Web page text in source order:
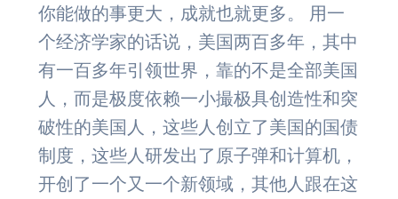
你能做的事更大，成就也就更多。 用一
个经济学家的话说，美国两百多年，其中
有一百多年引领世界，靠的不是全部美国
人，而是极度依赖一小撮极具创造性和突
破性的美国人，这些人创立了美国的国债
制度，这些人研发出了原子弹和计算机，
开创了一个又一个新领域，其他人跟在这